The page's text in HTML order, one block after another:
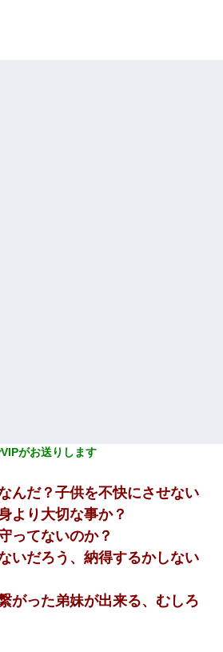
がお送りします
んだ？子供を不快にさせない
より大切な事か？
ってないのか？
いだろう、納得するかしない
がった弟妹が出来る、むしろ